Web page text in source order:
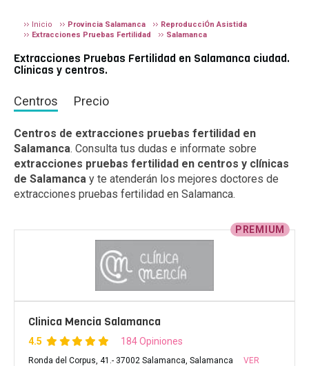
Inicio Provincia Salamanca
ReproducciÓn Asistida
Extracciones Pruebas Fertilidad
Salamanca
Extracciones Pruebas Fertilidad en Salamanca ciudad.
Clínicas y centros.
Centros Precio
Centros de extracciones pruebas fertilidad en
Salamanca. Consulta tus dudas e informate sobre
extracciones pruebas fertilidad en centros y clínicas
de Salamanca y te atenderán los mejores doctores de
extracciones pruebas fertilidad en Salamanca.
PREMIUM
Clinica Mencia Salamanca
4.5 184 Opiniones
Ronda del Corpus, 41.- 37002 Salamanca, Salamanca
VER